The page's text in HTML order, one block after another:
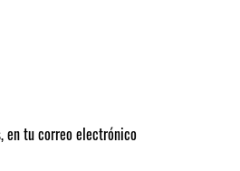
en tu correo electrónico